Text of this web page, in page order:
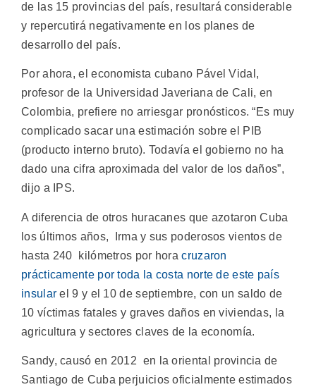
de las 15 provincias del país, resultará considerable
y repercutirá negativamente en los planes de
desarrollo del país.
Por ahora, el economista cubano Pável Vidal,
profesor de la Universidad Javeriana de Cali, en
Colombia, prefiere no arriesgar pronósticos. “Es muy
complicado sacar una estimación sobre el PIB
(producto interno bruto). Todavía el gobierno no ha
dado una cifra aproximada del valor de los daños”,
dijo a IPS.
A diferencia de otros huracanes que azotaron Cuba
los últimos años, Irma y sus poderosos vientos de
hasta 240 kilómetros por horacruzaron
prácticamente por toda la costa norte de este país
insular el 9 y el 10 de septiembre, con un saldo de
10 víctimas fatales y graves daños en viviendas, la
agricultura y sectores claves de la economía.
Sandy, causó en 2012 en la oriental provincia de
Santiago de Cuba perjuicios oficialmente estimados